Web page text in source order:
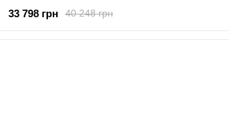
40 248 грн
33 798 грн